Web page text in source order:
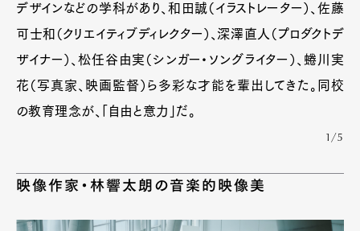
デザインなどの学科があり、和田誠（イラストレーター）、佐藤
可士和（クリエイティブディレクター）、深澤直人（プロダクトデ
ザイナー）、松任谷由実（シンガー・ソングライター）、蜷川実
花（写真家、映画監督）ら多彩な才能を輩出してきた。同校
の教育理念が、「自由と意力」だ。
1/5
映像作家・林響太朗の音楽的映像美